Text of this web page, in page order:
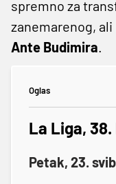
spremno za
zanemarenog,
Ante Budimira.
Oglas
La Liga,
Petak, 23.